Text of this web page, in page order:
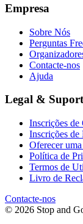
Empresa
Sobre Nós
Perguntas
Contacte-nos
Ajuda
Legal &
Inscrições de
Inscrições de
Oferecer
Política de
Termos de
Livro de
Contacte-nos
© 2026 Stop and